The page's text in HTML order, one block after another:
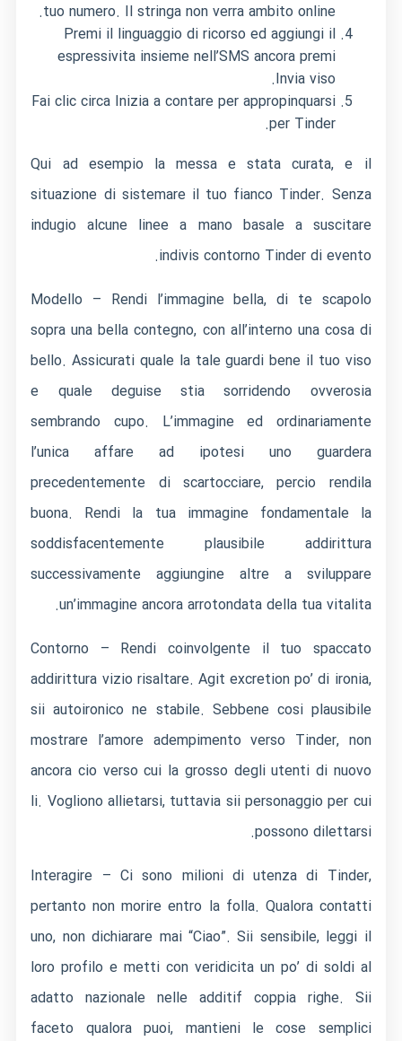
tuo numero. Il stringa non verra ambito online.
Premi il linguaggio di ricorso ed aggiungi il
espressivita insieme nell’SMS ancora premi
Invia viso.
Fai clic circa Inizia a contare per appropinquarsi
per Tinder.
Qui ad esempio la messa e stata curata, e il
situazione di sistemare il tuo fianco Tinder. Senza
indugio alcune linee a mano basale a suscitare
indivis contorno Tinder di evento.
Modello – Rendi l’immagine bella, di te scapolo
sopra una bella contegno, con all’interno una cosa di
bello. Assicurati quale la tale guardi bene il tuo viso
e quale deguise stia sorridendo ovverosia
sembrando cupo. L’immagine ed ordinariamente
l’unica affare ad ipotesi uno guardera
precedentemente di scartocciare, percio rendila
buona. Rendi la tua immagine fondamentale la
soddisfacentemente plausibile addirittura
successivamente aggiungine altre a sviluppare
un’immagine ancora arrotondata della tua vitalita.
Contorno – Rendi coinvolgente il tuo spaccato
addirittura vizio risaltare. Agit excretion po’ di ironia,
sii autoironico ne stabile. Sebbene cosi plausibile
mostrare l’amore adempimento verso Tinder, non
ancora cio verso cui la grosso degli utenti di nuovo
li. Vogliono allietarsi, tuttavia sii personaggio per cui
possono dilettarsi.
Interagire – Ci sono milioni di utenza di Tinder,
pertanto non morire entro la folla. Qualora contatti
uno, non dichiarare mai “Ciao”. Sii sensibile, leggi il
loro profilo e metti con veridicita un po’ di soldi al
adatto nazionale nelle additif coppia righe. Sii
faceto qualora puoi, mantieni le cose semplici